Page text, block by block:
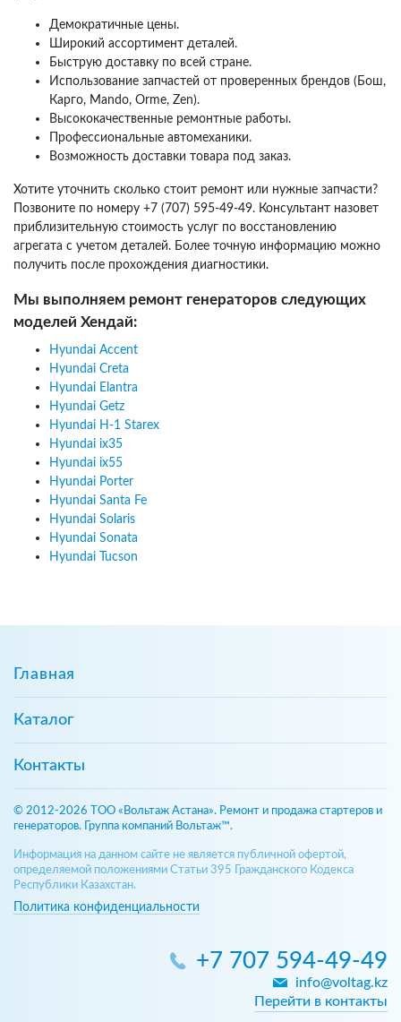
Демократичные цены.
Широкий ассортимент деталей.
Быструю доставку по всей стране.
Использование запчастей от проверенных брендов (Бош,
Карго, Mando, Orme, Zen).
Высококачественные ремонтные работы.
Профессиональные автомеханики.
Возможность доставки товара под заказ.
Хотите уточнить сколько стоит ремонт или нужные запчасти?
Позвоните по номеру +7 (707) 595-49-49. Консультант назовет
приблизительную стоимость услуг по восстановлению
агрегата с учетом деталей. Более точную информацию можно
получить после прохождения диагностики.
Мы выполняем ремонт генераторов следующих
моделей Хендай:
Hyundai Accent
Hyundai Creta
Hyundai Elantra
Hyundai Getz
Hyundai H-1 Starex
Hyundai ix35
Hyundai ix55
Hyundai Porter
Hyundai Santa Fe
Hyundai Solaris
Hyundai Sonata
Hyundai Tucson
Главная
Каталог
Контакты
© 2012-2026 ТОО «Вольтаж Астана». Ремонт и продажа стартеров и
генераторов. Группа компаний Вольтаж™.
Информация на данном сайте не является публичной офертой,
определяемой положениями Статьи 395 Гражданского Кодекса
Республики Казахстан.
Политика конфиденциальности
+7 707 594-49-49
info@voltag.kz
Перейти в контакты